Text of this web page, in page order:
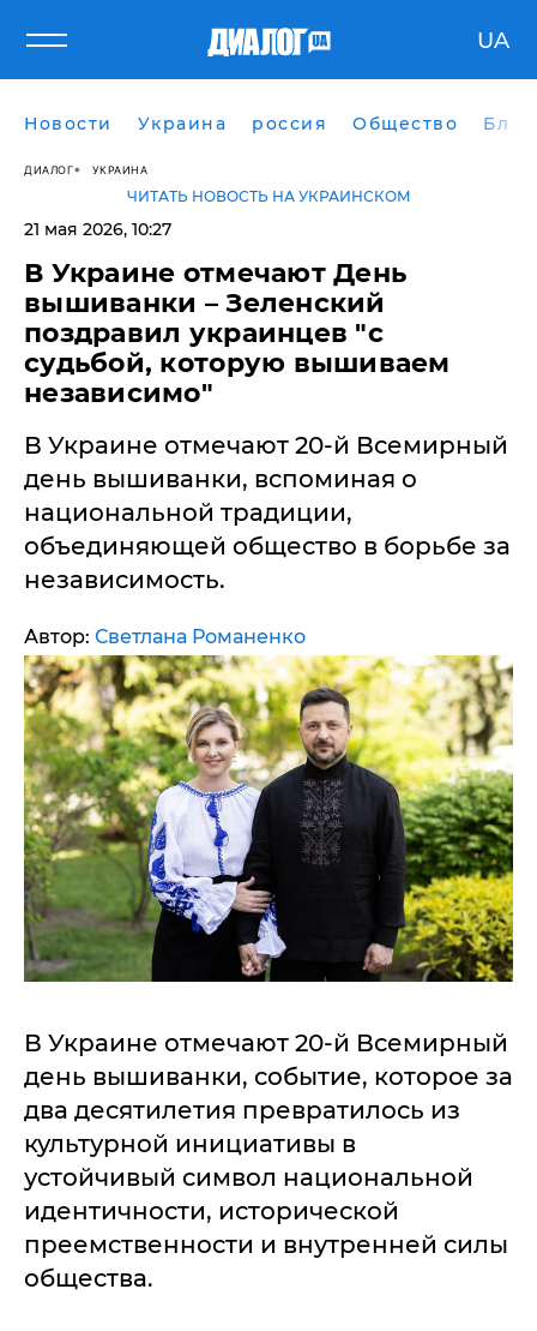
UA
Новости Украина россия Общество
ДИАЛОГ УКРАИНА
ЧИТАТЬ НОВОСТЬ НА УКРАИНСКОМ
21 мая 2026, 10:27
В Украине отмечают День
вышиванки – Зеленский
поздравил украинцев "c
судьбой, которую вышиваем
независимо"
В Украине отмечают 20-й Всемирный
день вышиванки, вспоминая о
национальной традиции,
объединяющей общество в борьбе за
независимость.
Автор: Светлана Романенко
В Украине отмечают 20-й Всемирный
день вышиванки, событие, которое за
два десятилетия превратилось из
культурной инициативы в
устойчивый символ национальной
идентичности, исторической
преемственности и внутренней силы
общества.